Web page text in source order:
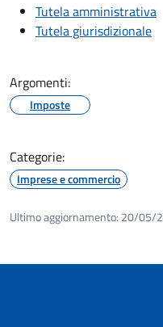
Tutela amministrativa
Tutela giurisdizionale
Argomenti:
Imposte
Categorie:
Imprese e commercio
Ultimo aggiornamento: 20/05/